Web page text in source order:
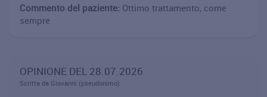
Commento del paziente: Ottimo trattamento, come
sempre
OPINIONE DEL 28.07.2026
Scritta da Giovanni (pseudonimo)